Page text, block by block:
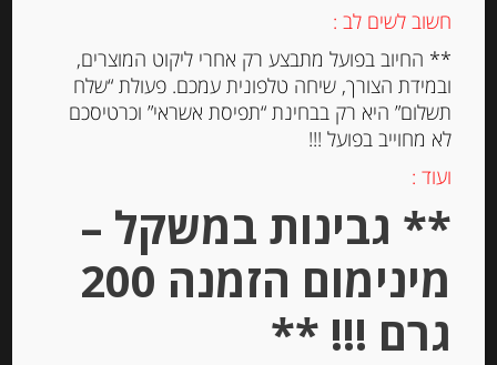
MURIA
הוספה לסל
חשוב לשים לב :
** החיוב בפועל מתבצע רק אחרי ליקוט המוצרים,
ובמידת הצורך, שיחה טלפונית עמכם. פעולת “שלח
תשלום” היא רק בבחינת “תפיסת אשראי” וכרטיסכם
לא מחוייב בפועל !!!
ועוד :
** גבינות במשקל –
מינימום הזמנה 200
גרם !!! **